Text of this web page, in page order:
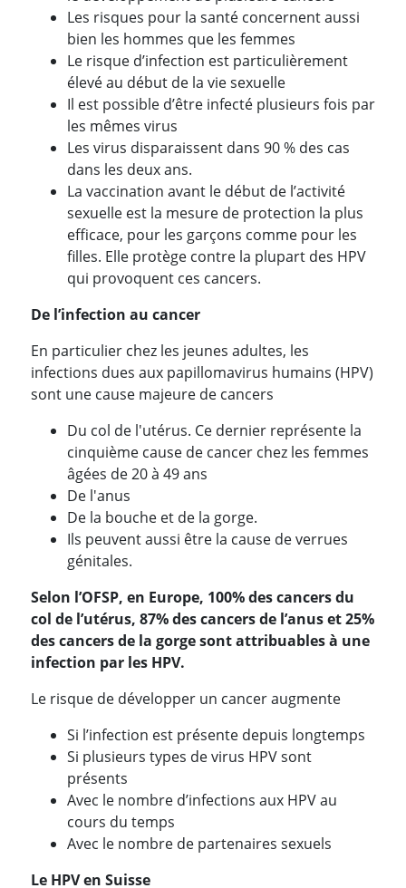
Les risques pour la santé concernent aussi
bien les hommes que les femmes
Le risque d’infection est particulièrement
élevé au début de la vie sexuelle
Il est possible d’être infecté plusieurs fois par
les mêmes virus
Les virus disparaissent dans 90 % des cas
dans les deux ans.
La vaccination avant le début de l’activité
sexuelle est la mesure de protection la plus
efficace, pour les garçons comme pour les
filles. Elle protège contre la plupart des HPV
qui provoquent ces cancers.
De l’infection au cancer
En particulier chez les jeunes adultes, les
infections dues aux papillomavirus humains (HPV)
sont une cause majeure de cancers
Du col de l'utérus. Ce dernier représente la
cinquième cause de cancer chez les femmes
âgées de 20 à 49 ans
De l'anus
De la bouche et de la gorge.
Ils peuvent aussi être la cause de verrues
génitales.
Selon l’OFSP, en Europe, 100% des cancers du
col de l’utérus, 87% des cancers de l’anus et 25%
des cancers de la gorge sont attribuables à une
infection par les HPV.
Le risque de développer un cancer augmente
Si l’infection est présente depuis longtemps
Si plusieurs types de virus HPV sont
présents
Avec le nombre d’infections aux HPV au
cours du temps
Avec le nombre de partenaires sexuels
Le HPV en Suisse